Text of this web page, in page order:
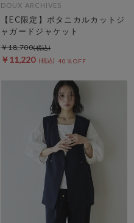
DOUX ARCHIVES
【EC限定】ボタニカルカットジ
ャガードジャケット
￥11,220 40％OFF
￥18,700